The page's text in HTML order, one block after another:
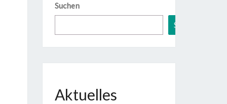
Suchen
Suchen
Aktuelles